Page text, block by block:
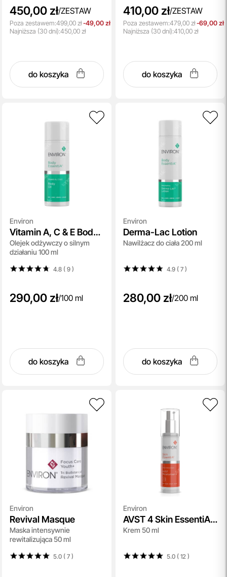
450,00 zł/ZESTAW
Poza zestawem:499,00 zł-49,00 zł
Najniższa (30 dni):450,00 zł
do koszyka
410,00 zł/ZESTAW
Poza zestawem:479,00 zł-69,00 zł
Najniższa (30 dni):410,00 zł
do koszyka
Environ
Vitamin A, C & E Body
Oil
Olejek odżywczy o silnym
działaniu 100 ml
4.8 ( 9)
290,00 zł/100 ml
do koszyka
Environ
Derma-Lac Lotion
Nawilżacz do ciała 200 ml
4.9 ( 7)
280,00 zł/200 ml
do koszyka
Environ
Revival Masque
Maska intensywnie
rewitalizująca 50 ml
5.0 ( 7)
Environ
AVST 4 Skin EssentiA
Cream
Krem 50 ml
5.0 ( 12 )